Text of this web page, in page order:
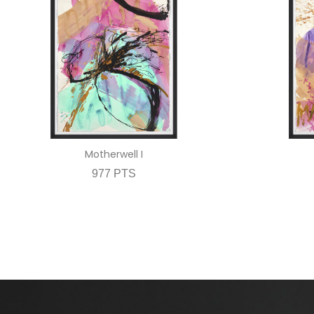
Motherwell I
977 PTS